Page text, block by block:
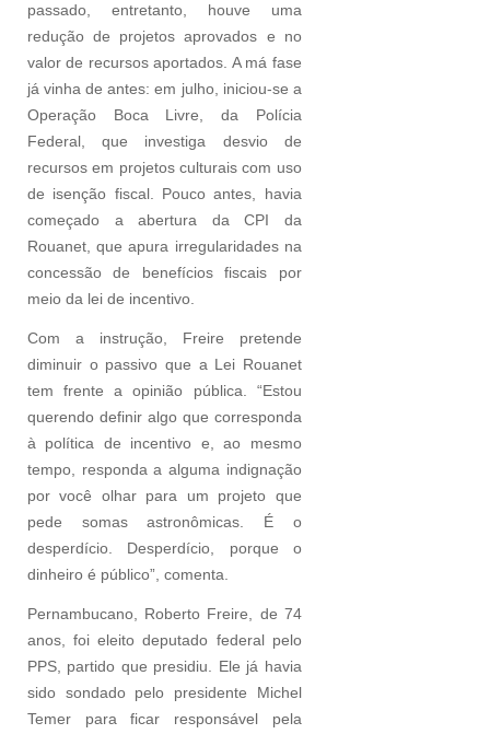
passado, entretanto, houve uma
redução de projetos aprovados e no
valor de recursos aportados. A má fase
já vinha de antes: em julho, iniciou-se a
Operação Boca Livre, da Polícia
Federal, que investiga desvio de
recursos em projetos culturais com uso
de isenção fiscal. Pouco antes, havia
começado a abertura da CPI da
Rouanet, que apura irregularidades na
concessão de benefícios fiscais por
meio da lei de incentivo.
Com a instrução, Freire pretende
diminuir o passivo que a Lei Rouanet
tem frente a opinião pública. “Estou
querendo definir algo que corresponda
à política de incentivo e, ao mesmo
tempo, responda a alguma indignação
por você olhar para um projeto que
pede somas astronômicas. É o
desperdício. Desperdício, porque o
dinheiro é público”, comenta.
Pernambucano, Roberto Freire, de 74
anos, foi eleito deputado federal pelo
PPS, partido que presidiu. Ele já havia
sido sondado pelo presidente Michel
Temer para ficar responsável pela